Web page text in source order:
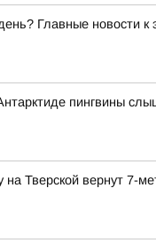
Главные новости к
пингвины
Тверской вернут 7-